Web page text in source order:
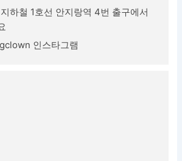
하철 1호선 안지랑역 4번 출구에서
인스타그램